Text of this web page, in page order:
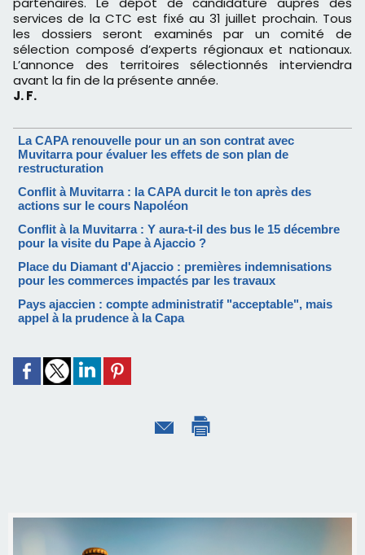
services de la CTC est fixé au 31 juillet prochain. Tous
les dossiers seront examinés par un comité de
sélection composé d’experts régionaux et nationaux.
L’annonce des territoires sélectionnés interviendra
avant la fin de la présente année.
J. F.
La CAPA renouvelle pour un an son contrat avec
Muvitarra pour évaluer les effets de son plan de
restructuration
Conflit à Muvitarra : la CAPA durcit le ton après des
actions sur le cours Napoléon
Conflit à la Muvitarra : Y aura-t-il des bus le 15 décembre
pour la visite du Pape à Ajaccio ?
Place du Diamant d'Ajaccio : premières indemnisations
pour les commerces impactés par les travaux
Pays ajaccien : compte administratif "acceptable", mais
appel à la prudence à la Capa